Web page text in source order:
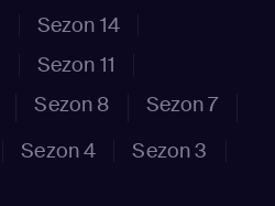
Sezon 14
Sezon 11
Sezon 8
Sezon 7
Sezon 4
Sezon 3